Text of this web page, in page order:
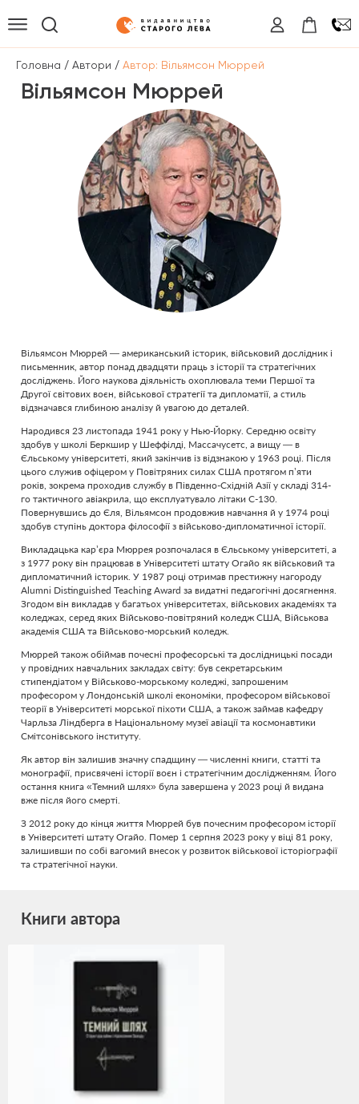
Головна / Автори / Автор: Вільямсон Мюррей
Вільямсон Мюррей
Вільямсон Мюррей — американський історик, військовий дослідник і
письменник, автор понад двадцяти праць з історії та стратегічних
досліджень. Його наукова діяльність охоплювала теми Першої та
Другої світових воєн, військової стратегії та дипломатії, а стиль
відзначався глибиною аналізу й увагою до деталей.
Народився 23 листопада 1941 року у Нью-Йорку. Середню освіту
здобув у школі Беркшир у Шеффілді, Массачусетс, а вищу — в
Єльському університеті, який закінчив із відзнакою у 1963 році. Після
цього служив офіцером у Повітряних силах США протягом п’яти
років, зокрема проходив службу в Південно-Східній Азії у складі 314-
го тактичного авіакрила, що експлуатувало літаки C-130.
Повернувшись до Єля, Вільямсон продовжив навчання й у 1974 році
здобув ступінь доктора філософії з військово-дипломатичної історії.
Викладацька кар’єра Мюррея розпочалася в Єльському університеті, а
з 1977 року він працював в Університеті штату Огайо як військовий та
дипломатичний історик. У 1987 році отримав престижну нагороду
Alumni Distinguished Teaching Award за видатні педагогічні досягнення.
Згодом він викладав у багатьох університетах, військових академіях та
коледжах, серед яких Військово-повітряний коледж США, Військова
академія США та Військово-морський коледж.
Мюррей також обіймав почесні професорські та дослідницькі посади
у провідних навчальних закладах світу: був секретарським
стипендіатом у Військово-морському коледжі, запрошеним
професором у Лондонській школі економіки, професором військової
теорії в Університеті морської піхоти США, а також займав кафедру
Чарльза Ліндберга в Національному музеї авіації та космонавтики
Смітсонівського інституту.
Як автор він залишив значну спадщину — численні книги, статті та
монографії, присвячені історії воєн і стратегічним дослідженням. Його
остання книга «Темний шлях» була завершена у 2023 році й видана
вже після його смерті.
З 2012 року до кінця життя Мюррей був почесним професором історії
в Університеті штату Огайо. Помер 1 серпня 2023 року у віці 81 року,
залишивши по собі вагомий внесок у розвиток військової історіографії
та стратегічної науки.
Книги автора